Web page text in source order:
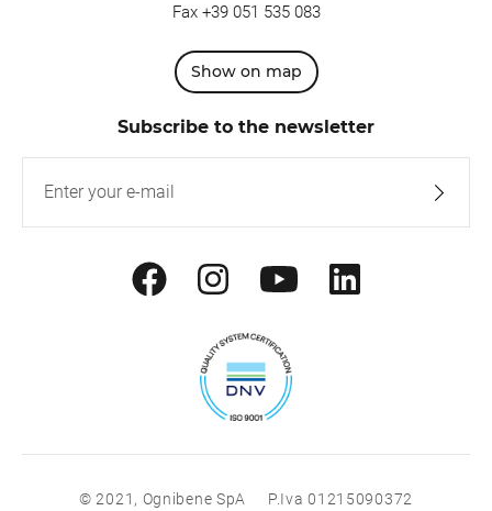
Fax +39 051 535 083
Show on map
Subscribe to the newsletter
© 2021, Ognibene SpA
P.Iva 01215090372